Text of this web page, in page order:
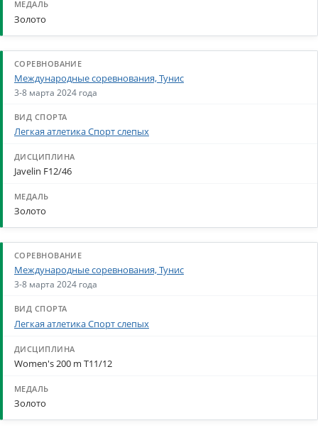
Золото
Международные соревнования, Тунис
3-8 марта 2024 года
Легкая атлетика Спорт слепых
Javelin F12/46
Золото
Международные соревнования, Тунис
3-8 марта 2024 года
Легкая атлетика Спорт слепых
Women's 200 m T11/12
Золото